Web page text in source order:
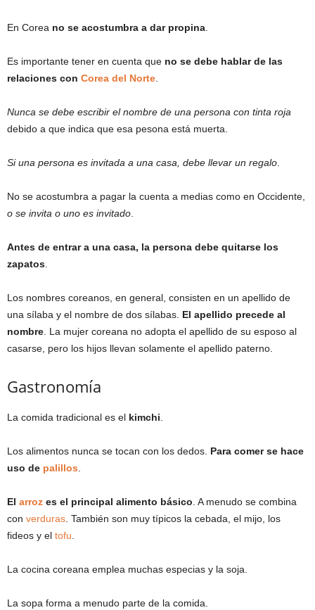
En Corea no se acostumbra a dar propina
Es importante tener en cuenta que no se debe hablar de las
relaciones con Corea del Norte
Nunca se debe escribir el nombre de una persona con tinta roja
debido a que indica que esa pesona está muerta.
Si una persona es invitada a una casa, debe llevar un regalo
No se acostumbra a pagar la cuenta a medias como en Occidente,
o se invita o uno es invitado
Antes de entrar a una casa, la persona debe quitarse los
zapatos
Los nombres coreanos, en general, consisten en un apellido de
una sílaba y el nombre de dos sílabas. El apellido precede al
nombre . La mujer coreana no adopta el apellido de su esposo al
casarse, pero los hijos llevan solamente el apellido paterno.
Gastronomía
La comida tradicional es el kimchi
Los alimentos nunca se tocan con los dedos. Para comer se hace
uso de palillos
El arroz es el principal alimento básico . A menudo se combina
con verduras . También son muy típicos la cebada, el mijo, los
fideos y el tofu
La cocina coreana emplea muchas especias y la soja.
La sopa forma a menudo parte de la comida.